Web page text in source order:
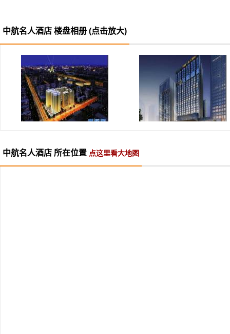
中航名人酒店 楼盘相册 (点击放大)
中航名人酒店 所在位置 点这里看大地图